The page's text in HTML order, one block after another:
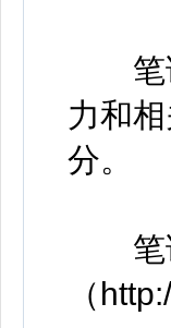
笔试
力和
分。
笔试
（